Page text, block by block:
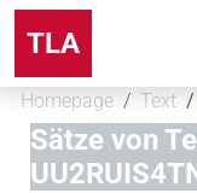
TLA
Homepage Text
Sätze von